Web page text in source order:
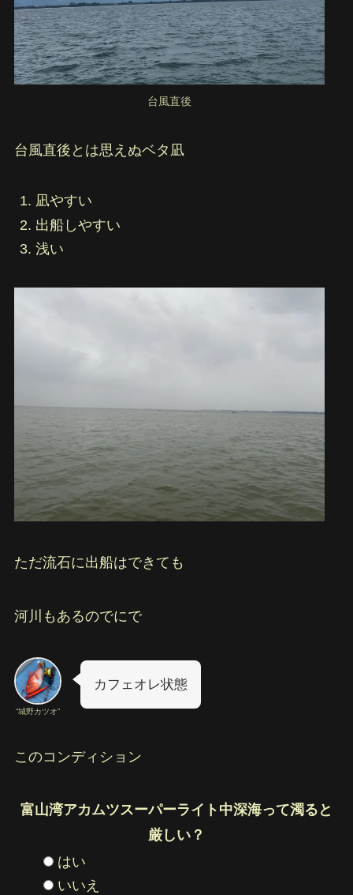
台風直後
台風直後とは思えぬベタ凪
凪やすい
出船しやすい
浅い
ただ流石に出船はできても
河川もあるのでにで
“城野カツオ”
カフェオレ状態
このコンディション
富山湾アカムツスーパーライト中深海って濁ると
厳しい？
はい
いいえ